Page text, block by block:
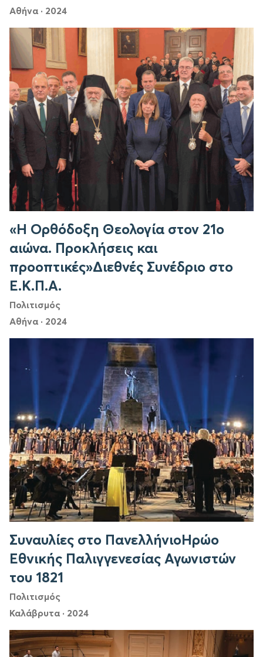
Αθήνα · 2024
«Η Ορθόδοξη Θεολογία στον 21ο
αιώνα. Προκλήσεις και
προοπτικές»Διεθνές Συνέδριο στο
Ε.Κ.Π.Α.
Πολιτισμός
Αθήνα · 2024
Συναυλίες στο ΠανελλήνιοΗρώο
Εθνικής Παλιγγενεσίας Αγωνιστών
του 1821
Πολιτισμός
Καλάβρυτα · 2024